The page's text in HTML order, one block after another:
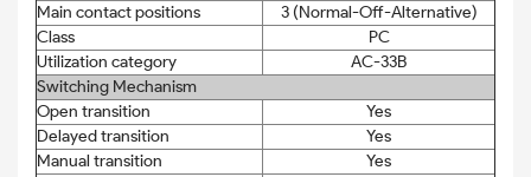
Main contact positions
3 (Normal-Off-Alternative)
Class
PC
Utilization category
AC-33B
Switching Mechanism
Open transition
Yes
Delayed transition
Yes
Manual transition
Yes